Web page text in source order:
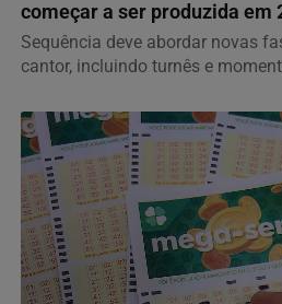
começar a ser produzida em
Sequência deve abordar novas
cantor, incluindo turnês e